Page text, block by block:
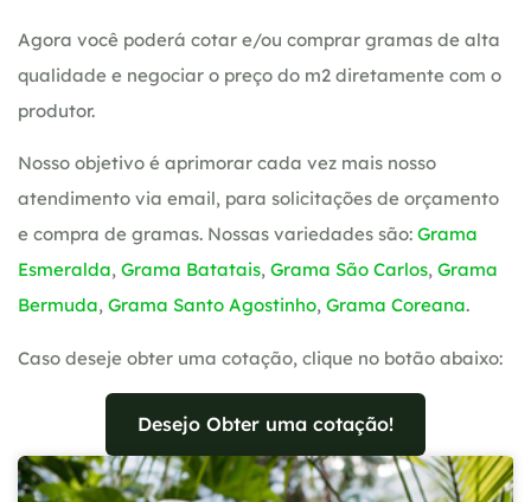
Agora você poderá cotar e/ou comprar gramas de alta
qualidade e negociar o preço do m2 diretamente com o
produtor.
Nosso objetivo é aprimorar cada vez mais nosso
atendimento via email, para solicitações de orçamento
e compra de gramas. Nossas variedades são: Grama
Esmeralda, Grama Batatais, Grama São Carlos, Grama
Bermuda, Grama Santo Agostinho, Grama Coreana.
Caso deseje obter uma cotação, clique no botão abaixo:
Desejo Obter uma cotação!